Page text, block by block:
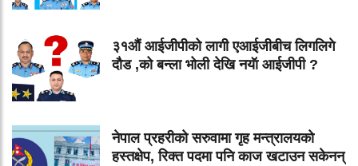
३१औं आईजीपीको लागी एआईजीबीच लिगलिगे
दौड ,को बन्ला भोली देखि नयॅा आईजीपी ?
नेपाल प्रहरीको सरुवामा गृह मन्त्रालयको
हस्तक्षेप, रिक्त पदमा पनि काज खटाउन सकेनन्